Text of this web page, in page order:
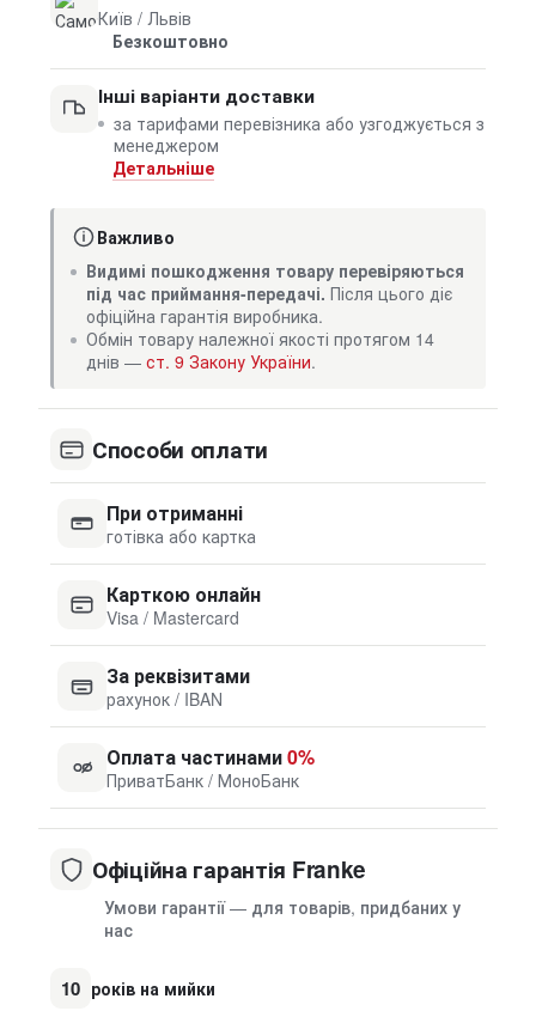
Київ / Львів
Безкоштовно
Інші варіанти доставки
за тарифами перевізника або узгоджується з
менеджером
Детальніше
Важливо
Видимі пошкодження товару перевіряються
під час приймання-передачі. Після цього діє
офіційна гарантія виробника.
Обмін товару належної якості протягом 14
днів — ст. 9 Закону України.
Способи оплати
При отриманні
готівка або картка
Карткою онлайн
Visa / Mastercard
За реквізитами
рахунок / IBAN
Оплата частинами0%
ПриватБанк / МоноБанк
Офіційна гарантія Franke
Умови гарантії — для товарів, придбаних у
нас
10 років на мийки